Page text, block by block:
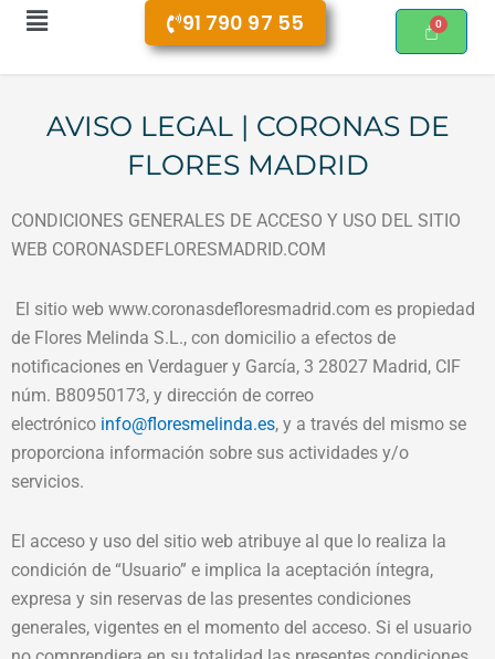
Menú 91 790 97 55
AVISO LEGAL | CORONAS DE
FLORES MADRID
CONDICIONES GENERALES DE ACCESO Y USO DEL SITIO
WEB CORONASDEFLORESMADRID.COM
El sitio web www.coronasdefloresmadrid.com es propiedad
de Flores Melinda S.L., con domicilio a efectos de
notificaciones en Verdaguer y García, 3 28027 Madrid, CIF
núm. B80950173, y dirección de correo
electrónico info@floresmelinda.es, y a través del mismo se
proporciona información sobre sus actividades y/o
servicios.
El acceso y uso del sitio web atribuye al que lo realiza la
condición de “Usuario” e implica la aceptación íntegra,
expresa y sin reservas de las presentes condiciones
generales, vigentes en el momento del acceso. Si el usuario